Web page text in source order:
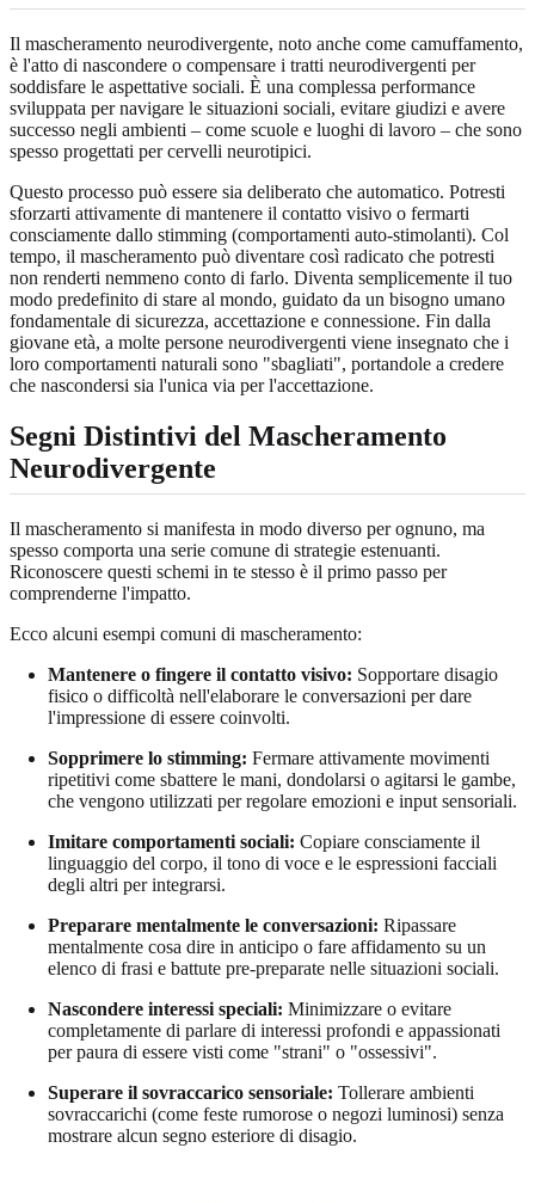
Il mascheramento neurodivergente, noto anche come camuffamento,
è l'atto di nascondere o compensare i tratti neurodivergenti per
soddisfare le aspettative sociali. È una complessa performance
sviluppata per navigare le situazioni sociali, evitare giudizi e avere
successo negli ambienti – come scuole e luoghi di lavoro – che sono
spesso progettati per cervelli neurotipici.
Questo processo può essere sia deliberato che automatico. Potresti
sforzarti attivamente di mantenere il contatto visivo o fermarti
consciamente dallo stimming (comportamenti auto-stimolanti). Col
tempo, il mascheramento può diventare così radicato che potresti
non renderti nemmeno conto di farlo. Diventa semplicemente il tuo
modo predefinito di stare al mondo, guidato da un bisogno umano
fondamentale di sicurezza, accettazione e connessione. Fin dalla
giovane età, a molte persone neurodivergenti viene insegnato che i
loro comportamenti naturali sono "sbagliati", portandole a credere
che nascondersi sia l'unica via per l'accettazione.
Segni Distintivi del Mascheramento
Neurodivergente
Il mascheramento si manifesta in modo diverso per ognuno, ma
spesso comporta una serie comune di strategie estenuanti.
Riconoscere questi schemi in te stesso è il primo passo per
comprenderne l'impatto.
Ecco alcuni esempi comuni di mascheramento:
Mantenere o fingere il contatto visivo: Sopportare disagio
fisico o difficoltà nell'elaborare le conversazioni per dare
l'impressione di essere coinvolti.
Sopprimere lo stimming: Fermare attivamente movimenti
ripetitivi come sbattere le mani, dondolarsi o agitarsi le gambe,
che vengono utilizzati per regolare emozioni e input sensoriali.
Imitare comportamenti sociali: Copiare consciamente il
linguaggio del corpo, il tono di voce e le espressioni facciali
degli altri per integrarsi.
Preparare mentalmente le conversazioni: Ripassare
mentalmente cosa dire in anticipo o fare affidamento su un
elenco di frasi e battute pre-preparate nelle situazioni sociali.
Nascondere interessi speciali: Minimizzare o evitare
completamente di parlare di interessi profondi e appassionati
per paura di essere visti come "strani" o "ossessivi".
Superare il sovraccarico sensoriale: Tollerare ambienti
sovraccarichi (come feste rumorose o negozi luminosi) senza
mostrare alcun segno esteriore di disagio.